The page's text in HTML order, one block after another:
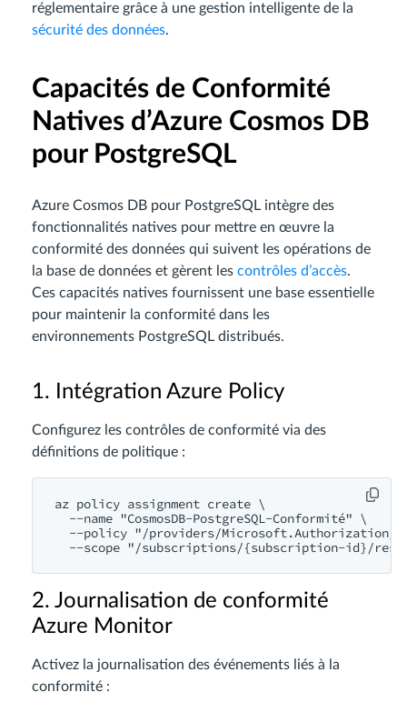
réglementaire grâce à une gestion intelligente de la
sécurité des données.
Capacités de Conformité
Natives d’Azure Cosmos DB
pour PostgreSQL
Azure Cosmos DB pour PostgreSQL intègre des
fonctionnalités natives pour mettre en œuvre la
conformité des données qui suivent les opérations de
la base de données et gèrent les contrôles d’accès.
Ces capacités natives fournissent une base essentielle
pour maintenir la conformité dans les
environnements PostgreSQL distribués.
1. Intégration Azure Policy
Configurez les contrôles de conformité via des
définitions de politique :
az policy assignment create \
  --name "CosmosDB-PostgreSQL-Conformité" \
--policy "/providers/Microsoft.Authorization/
2. Journalisation de conformité
Azure Monitor
Activez la journalisation des événements liés à la
conformité :